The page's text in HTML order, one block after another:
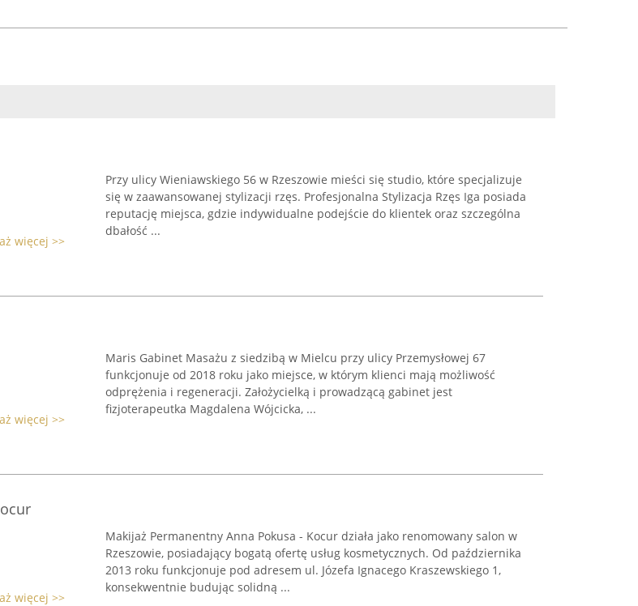
więcej >>
Przy ulicy Wieniawskiego 56 w Rzeszowie mieści się studio, które specjalizuje
się w zaawansowanej stylizacji rzęs. Profesjonalna Stylizacja Rzęs Iga posiada
reputację miejsca, gdzie indywidualne podejście do klientek oraz szczególna
dbałość ...
więcej >>
Maris Gabinet Masażu z siedzibą w Mielcu przy ulicy Przemysłowej 67
funkcjonuje od 2018 roku jako miejsce, w którym klienci mają możliwość
odprężenia i regeneracji. Założycielką i prowadzącą gabinet jest
fizjoterapeutka Magdalena Wójcicka, ...
więcej >>
Makijaż Permanentny Anna Pokusa - Kocur działa jako renomowany salon w
Rzeszowie, posiadający bogatą ofertę usług kosmetycznych. Od października
2013 roku funkcjonuje pod adresem ul. Józefa Ignacego Kraszewskiego 1,
konsekwentnie budując solidną ...